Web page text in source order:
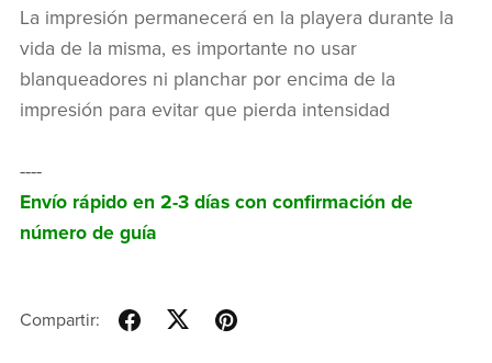
La impresión permanecerá en la playera durante la
vida de la misma, es importante no usar
blanqueadores ni planchar por encima de la
impresión para evitar que pierda intensidad
----
Envío rápido en 2-3 días con confirmación de
número de guía
Compartir: